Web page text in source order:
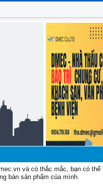
và có thắc mắc, bạn có
bán sản phẩm của mình.